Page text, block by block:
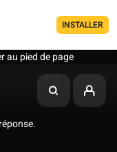
INSTALLER
au pied de page